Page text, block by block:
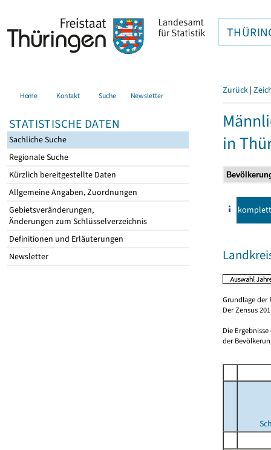
Home Kontakt Suche Newsletter
STATISTISCHE DATEN
Sachliche Suche
Regionale Suche
Kürzlich bereitgestellte Daten
Allgemeine Angaben, Zuordnungen
Gebietsveränderungen,
Änderungen zum Schlüsselverzeichnis
Definitionen und Erläuterungen
Newsletter
Zurück |
in
komplett
Grundlage der
Der Zensus
Die
der